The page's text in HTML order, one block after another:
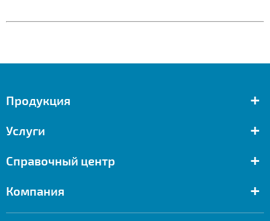
Продукция +
Услуги +
Справочный центр +
Компания +